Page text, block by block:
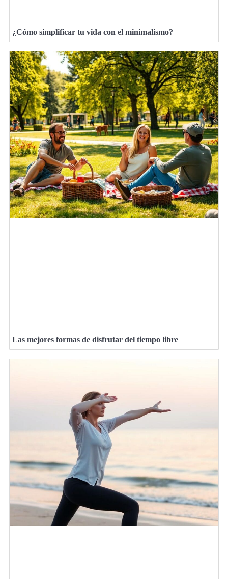
¿Cómo simplificar tu vida con el minimalismo?
Las mejores formas de disfrutar del tiempo libre